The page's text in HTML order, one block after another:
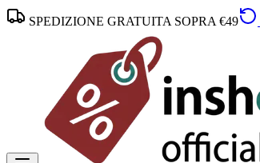
SPEDIZIONE GRATUITA SOPRA €49